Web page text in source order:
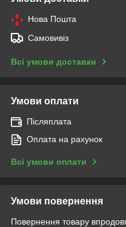
Нова Пошта
Самовивіз
Всі умови доставки
Умови оплати
Післяплата
Оплата на рахунок
Всі умови оплати
Умови повернення
Повернення товару